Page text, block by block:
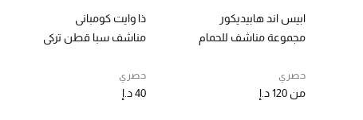
ابيس اند هابيديكور
مجموعة مناشف للحمام
حصري
من120 د.إ
ذا وايت كومباني
مناشف سبا قطن تركي
حصري
40 د.إ